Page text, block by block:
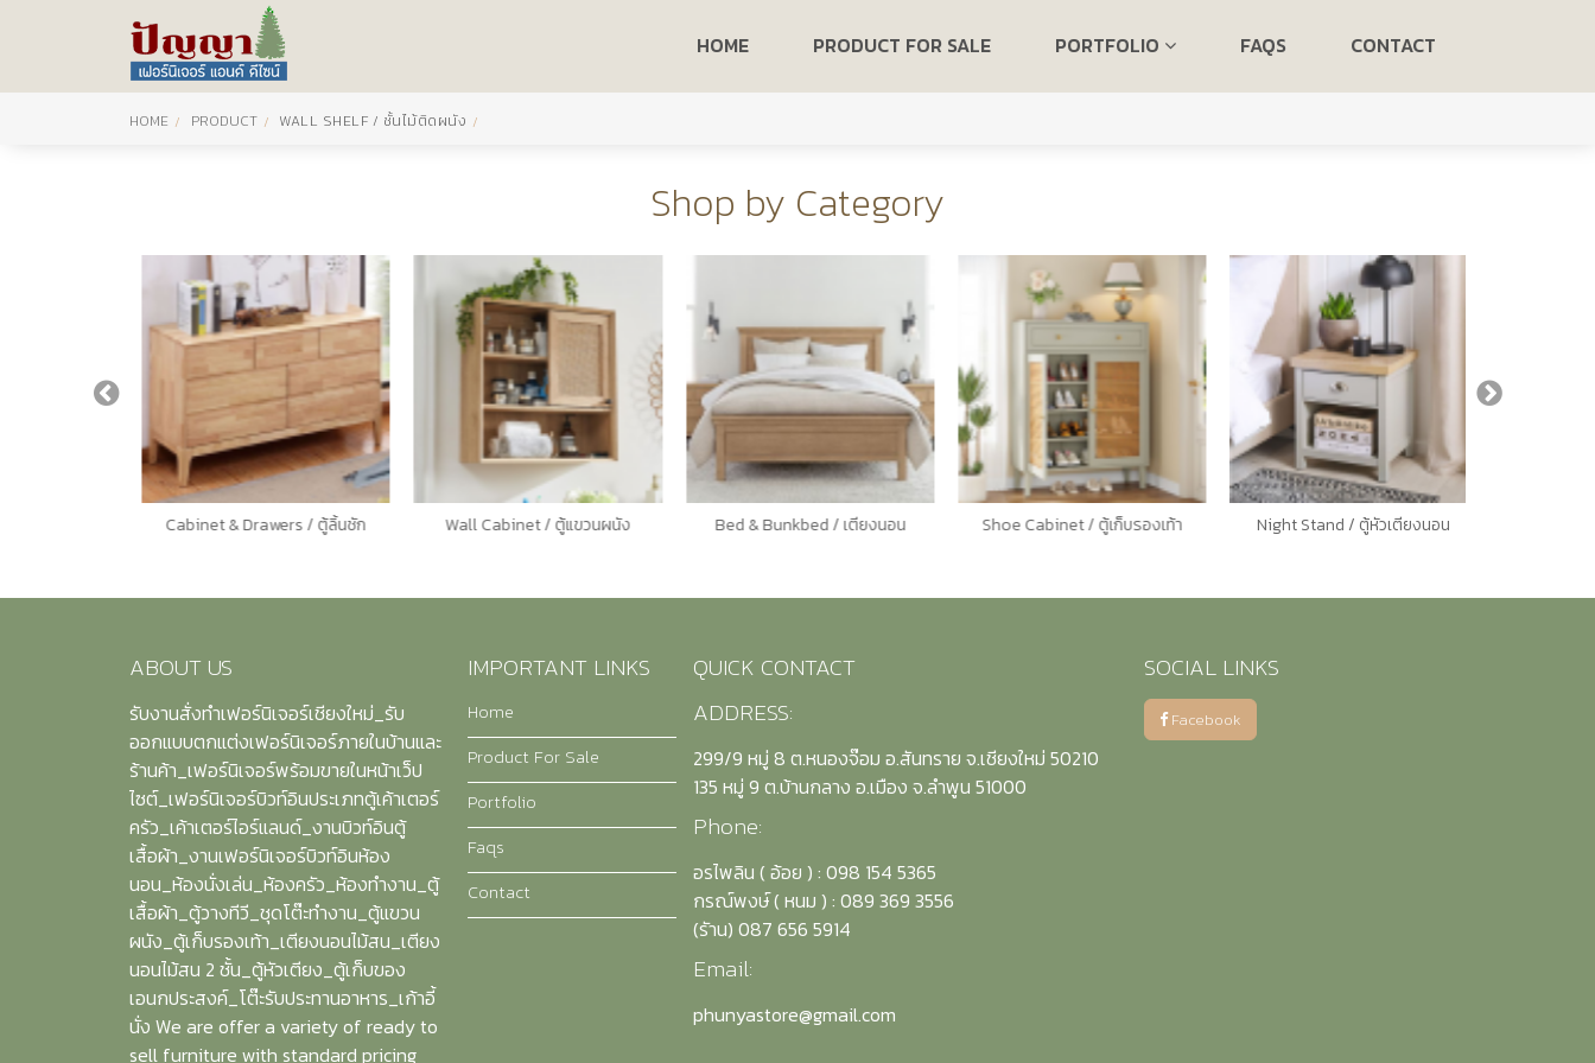
HOME PRODUCT FOR SALE PORTFOLIO FAQS CONTACT
HOME PRODUCT WALL SHELF / ชั้นไม้ติดผนัง
Shop by Category
Cabinet & Drawers / ตู้ลิ้นชัก Wall Cabinet / ตู้แขวนผนัง Bed & Bunkbed / เตียงนอน Shoe Cabinet / ตู้เก็บรองเท้า Night Stand / ตู้หัวเตียงนอน
ABOUT US
รับงานสั่งทำเฟอร์นิเจอร์เชียงใหม่_รับ
ออกแบบตกแต่งเฟอร์นิเจอร์ภายในบ้านและ
ร้านค้า_เฟอร์นิเจอร์พร้อมขายในหน้าเว็ป
ไซต์_เฟอร์นิเจอร์บิวท์อินประเภทตู้เค้าเตอร์
ครัว_เค้าเตอร์ไอร์แลนด์_งานบิวท์อินตู้
เสื้อผ้า_งานเฟอร์นิเจอร์บิวท์อินห้อง
นอน_ห้องนั่งเล่น_ห้องครัว_ห้องทำงาน_ตู้
เสื้อผ้า_ตู้วางทีวี_ชุดโต๊ะทำงาน_ตู้แขวน
ผนัง_ตู้เก็บรองเท้า_เตียงนอนไม้สน_เตียง
นอนไม้สน 2 ชั้น_ตู้หัวเตียง_ตู้เก็บของ
เอนกประสงค์_โต๊ะรับประทานอาหาร_เก้าอี้
นั่ง We are offer a variety of ready to
sell furniture with standard pricing
IMPORTANT LINKS
Home
Product For Sale
Portfolio
Faqs
Contact
QUICK CONTACT
ADDRESS:
299/9 หมู่ 8 ต.หนองจ๊อม อ.สันทราย จ.เชียงใหม่ 50210
135 หมู่ 9 ต.บ้านกลาง อ.เมือง จ.ลำพูน 51000
Phone:
อรไพลิน ( อ้อย ) : 098 154 5365
กรณ์พงษ์ ( หนม ) : 089 369 3556
(รัาน) 087 656 5914
Email:
phunyastore@gmail.com
SOCIAL LINKS
Facebook